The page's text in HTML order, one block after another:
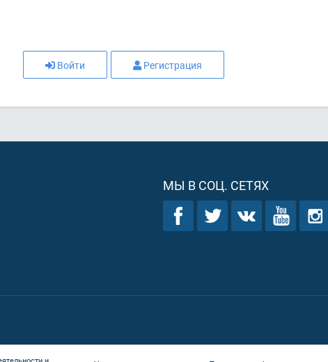
Войти Регистрация
МЫ В СОЦ. СЕТЯХ